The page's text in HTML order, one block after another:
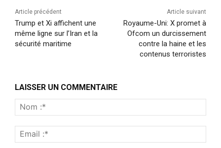
Article précédent
Trump et Xi affichent une
même ligne sur l’Iran et la
sécurité maritime
Article suivant
Royaume-Uni: X promet à
Ofcom un durcissement
contre la haine et les
contenus terroristes
LAISSER UN COMMENTAIRE
:*
:*